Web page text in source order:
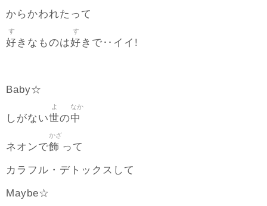
からかわれたって
好
す
きなものは好
す
きで‥イイ!
Baby☆
しがない世
よ
の中
なか
ネオンで飾
かざ
って
カラフル・デトックスして
Maybe☆